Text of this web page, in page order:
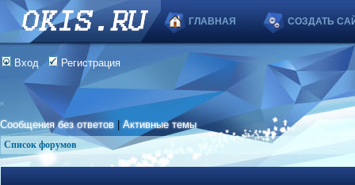
ГЛАВНАЯ СОЗДАТЬ
Вход Регистрация
Сообщения без ответов |Активные темы
Список форумов